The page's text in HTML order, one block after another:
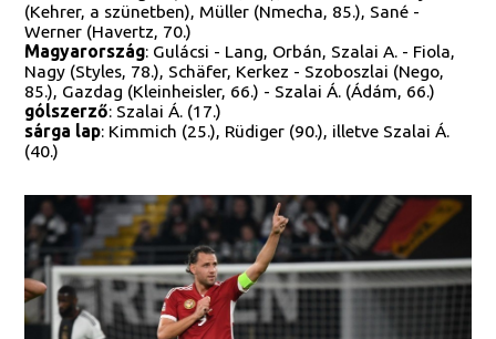
(Kehrer, a szünetben), Müller (Nmecha, 85.), Sané -
Werner (Havertz, 70.)
Magyarország: Gulácsi - Lang, Orbán, Szalai A. - Fiola,
Nagy (Styles, 78.), Schäfer, Kerkez - Szoboszlai (Nego,
85.), Gazdag (Kleinheisler, 66.) - Szalai Á. (Ádám, 66.)
gólszerző: Szalai Á. (17.)
sárga lap: Kimmich (25.), Rüdiger (90.), illetve Szalai Á.
(40.)